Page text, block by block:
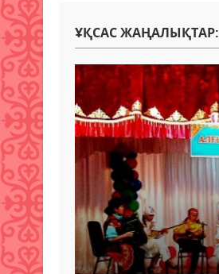
ҰҚСАС ЖАҢАЛЫҚТАР: